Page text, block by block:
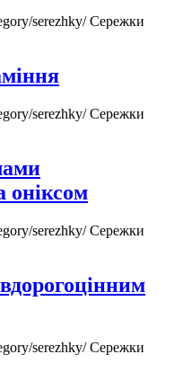
serezhky/Сережки
serezhky/Сережки
оніксом
serezhky/Сережки
serezhky/Сережки